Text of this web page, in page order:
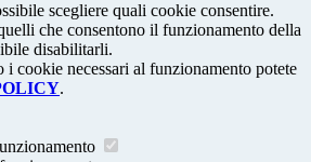
scegliere quali cookie consentire.
che consentono il funzionamento della
disabilitarli.
i cookie necessari al funzionamento potete
.